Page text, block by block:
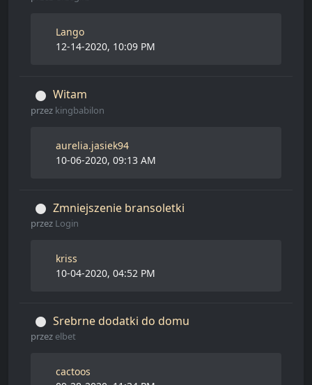
Lango
12-14-2020, 10:09 PM
Witam
przez kingbabilon
aurelia.jasiek94
10-06-2020, 09:13 AM
Zmniejszenie bransoletki
przez Login
kriss
10-04-2020, 04:52 PM
Srebrne dodatki do domu
przez elbet
cactoos